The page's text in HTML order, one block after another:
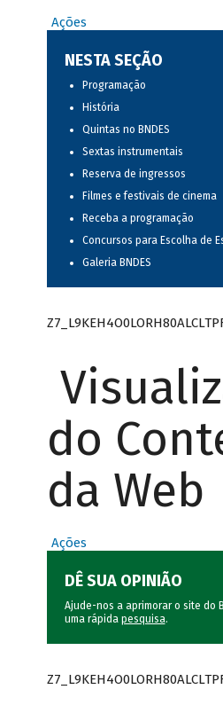
Ações
NESTA SEÇÃO
Programação
História
Quintas no BNDES
Sextas instrumentais
Reserva de ingressos
Filmes e festivais de cinema
Receba a programação
Concursos para Escolha de
Galeria BNDES
do
da Web
Ações
DÊ SUA OPINIÃO
Ajude-nos a aprimorar o site do
uma rápida pesquisa.